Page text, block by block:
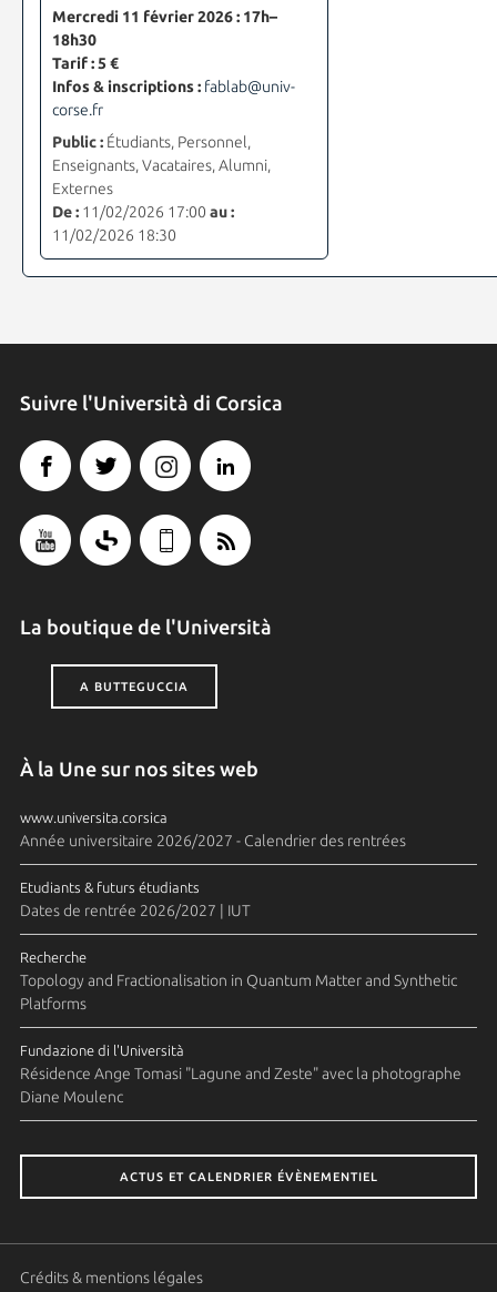
Mercredi 11 février 2026 : 17h–
18h30
Tarif : 5 €
Infos & inscriptions : fablab@univ-
corse.fr
Public :Étudiants, Personnel,
Enseignants, Vacataires, Alumni,
Externes
De :11/02/2026 17:00 au :
11/02/2026 18:30
Suivre l'Università di Corsica
La boutique de l'Università
A BUTTEGUCCIA
À la Une sur nos sites web
www.universita.corsica
Année universitaire 2026/2027 - Calendrier des rentrées
Etudiants & futurs étudiants
Dates de rentrée 2026/2027 | IUT
Recherche
Topology and Fractionalisation in Quantum Matter and Synthetic
Platforms
Fundazione di l'Università
Résidence Ange Tomasi "Lagune and Zeste" avec la photographe
Diane Moulenc
ACTUS ET CALENDRIER ÉVÈNEMENTIEL
Crédits & mentions légales